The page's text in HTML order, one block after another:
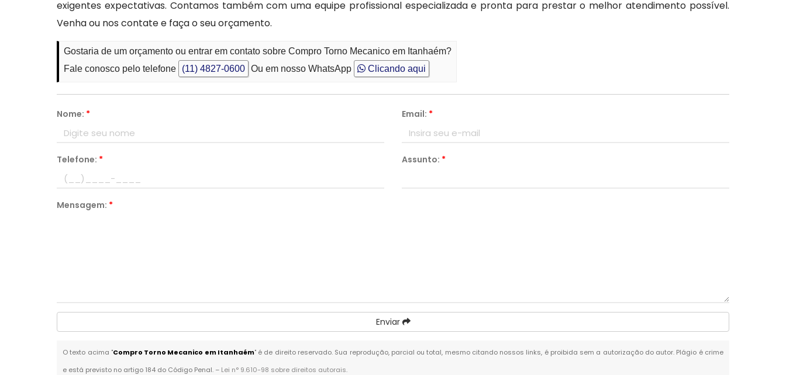
exigentes expectativas. Contamos também com uma equipe profissional especializada e pronta para prestar o melhor atendimento possível.
Venha ou nos contate e faça o seu orçamento.
Gostaria de um orçamento ou entrar em contato sobre Compro Torno Mecanico em Itanhaém?
Fale conosco pelo telefone
(11) 4827-0600 Ou em nosso WhatsApp Clicando aqui
Nome: * Email: *
Telefone: * Assunto: *
Mensagem: *
Enviar
O texto acima "Compro Torno Mecanico em Itanhaém" é de direito reservado. Sua reprodução, parcial ou total, mesmo citando nossos links, é proibida sem a autorização do autor. Plágio é crime
e está previsto no artigo 184 do Código Penal. – Lei n° 9.610-98 sobre direitos autorais.